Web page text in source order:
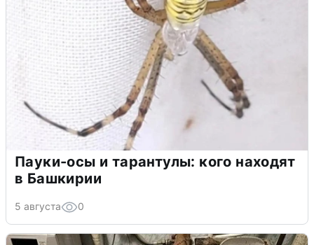
Пауки-осы и тарантулы: кого находят
в Башкирии
5 августа 0